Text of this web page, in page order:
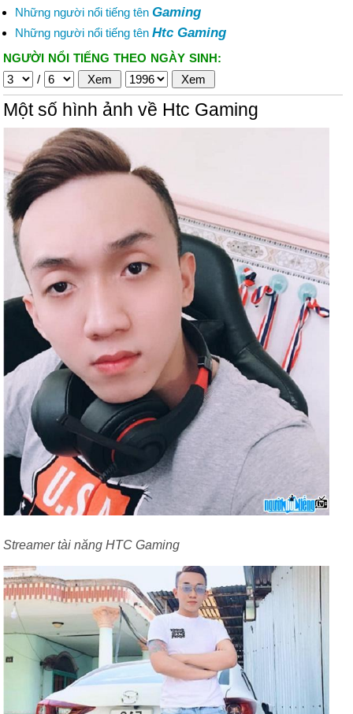
Những người nổi tiếng tên Gaming
Những người nổi tiếng tên Htc Gaming
NGƯỜI NỔI TIẾNG THEO NGÀY SINH:
/
Một số hình ảnh về Htc Gaming
Streamer tài năng HTC Gaming